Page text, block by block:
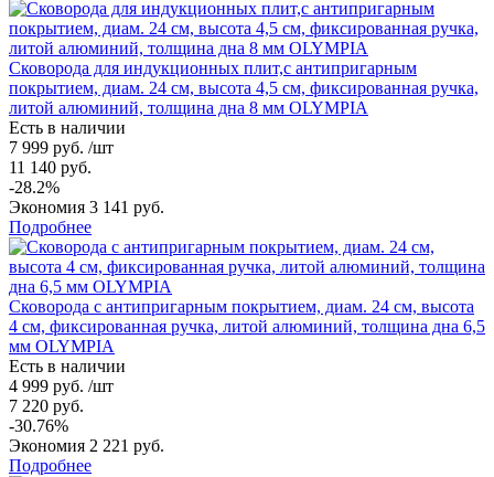
Сковорода для индукционных плит,с антипригарным
покрытием, диам. 24 см, высота 4,5 см, фиксированная ручка,
литой алюминий, толщина дна 8 мм OLYMPIA
Есть в наличии
7 999 руб. /шт
11 140 руб.
-28.2%
Экономия 3 141 руб.
Подробнее
Сковорода с антипригарным покрытием, диам. 24 см, высота
4 см, фиксированная ручка, литой алюминий, толщина дна 6,5
мм OLYMPIA
Есть в наличии
4 999 руб. /шт
7 220 руб.
-30.76%
Экономия 2 221 руб.
Подробнее